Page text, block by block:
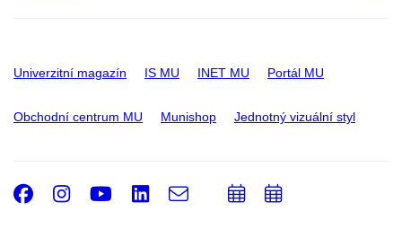
Univerzitní magazín IS MU INET MU Portál MU
Obchodní centrum MU Munishop Jednotný vizuální styl
Facebook
Instagram
Youtube
LinkedIn
e-
PřidatPřidat